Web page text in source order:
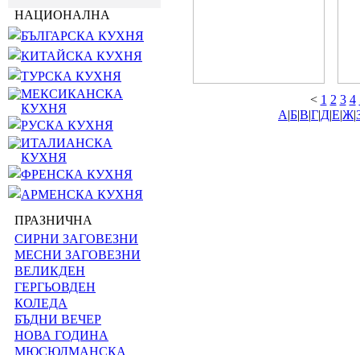
НАЦИОНАЛНА
БЪЛГАРСКА КУХНЯ
КИТАЙСКА КУХНЯ
ТУРСКА КУХНЯ
МЕКСИКАНСКА
КУХНЯ
РУСКА КУХНЯ
ИТАЛИАНСКА
КУХНЯ
ФРЕНСКА КУХНЯ
АРМЕНСКА КУХНЯ
ПРАЗНИЧНА
СИРНИ ЗАГОВЕЗНИ
МЕСНИ ЗАГОВЕЗНИ
ВЕЛИКДЕН
ГЕРГЬОВДЕН
КОЛЕДА
БЪДНИ ВЕЧЕР
НОВА ГОДИНА
МЮСЮЛМАНСКА
< 1 2 3 4
А|Б|В|Г|Д|Е|Ж|